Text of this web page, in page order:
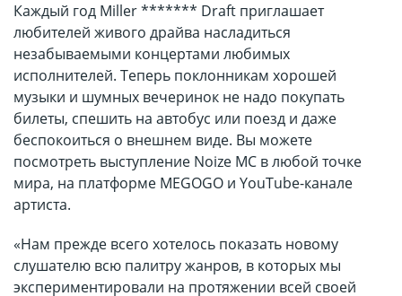
Каждый год Miller ******* Draft приглашает
любителей живого драйва насладиться
незабываемыми концертами любимых
исполнителей. Теперь поклонникам хорошей
музыки и шумных вечеринок не надо покупать
билеты, спешить на автобус или поезд и даже
беспокоиться о внешнем виде. Вы можете
посмотреть выступление Noize MC в любой точке
мира, на платформе MEGOGO и YouTube-канале
артиста.
«Нам прежде всего хотелось показать новому
слушателю всю палитру жанров, в которых мы
экспериментировали на протяжении всей своей